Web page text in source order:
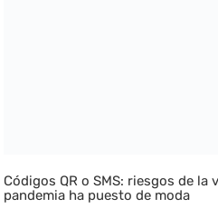
Códigos QR o SMS: riesgos de la
pandemia ha puesto de moda